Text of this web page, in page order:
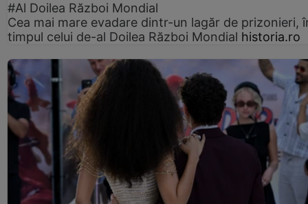
#Al Doilea Război Mondial
Cea mai mare evadare dintr-un lagăr de prizonieri,
timpul celui de-al Doilea Război Mondial historia.ro